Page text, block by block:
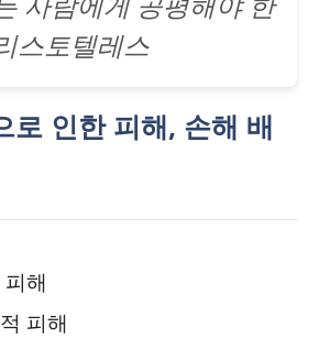
스토텔레스
로 인한 피해, 손해 배
해
피해